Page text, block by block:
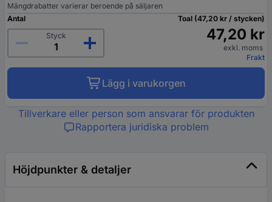
Mängdrabatter varierar beroende på säljaren
Antal
Styck
Toal (47,20 kr / stycken)
47,20 kr
exkl. moms
Frakt
Lägg i varukorgen
Tillverkare eller person som ansvarar för produkten
Rapportera juridiska problem
Höjdpunkter & detaljer